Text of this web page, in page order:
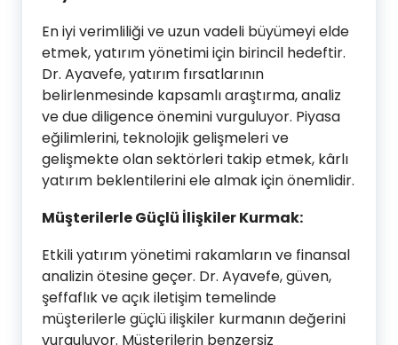
En iyi verimliliği ve uzun vadeli büyümeyi elde
etmek, yatırım yönetimi için birincil hedeftir.
Dr. Ayavefe, yatırım fırsatlarının
belirlenmesinde kapsamlı araştırma, analiz
ve due diligence önemini vurguluyor. Piyasa
eğilimlerini, teknolojik gelişmeleri ve
gelişmekte olan sektörleri takip etmek, kârlı
yatırım beklentilerini ele almak için önemlidir.
Müşterilerle Güçlü İlişkiler Kurmak:
Etkili yatırım yönetimi rakamların ve finansal
analizin ötesine geçer. Dr. Ayavefe, güven,
şeffaflık ve açık iletişim temelinde
müşterilerle güçlü ilişkiler kurmanın değerini
vurguluyor. Müşterilerin benzersiz